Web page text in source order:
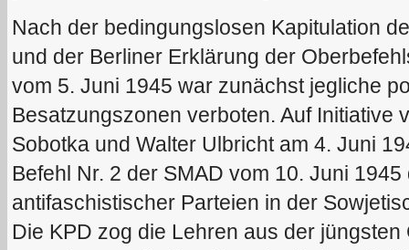
Nach der bedingungslosen Kapitulation
und der Berliner Erklärung der
vom 5. Juni 1945 war zunächst jegliche
Besatzungszonen verboten. Auf Initiative
Sobotka und Walter Ulbricht am 4. Juni
Befehl Nr. 2 der SMAD vom 10. Juni
antifaschistischer Parteien in der
Die KPD zog die Lehren aus der